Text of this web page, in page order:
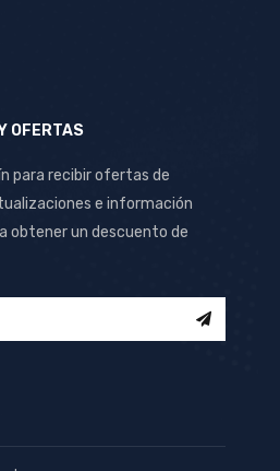
OFERTAS
para recibir ofertas de
e información
obtener un descuento de